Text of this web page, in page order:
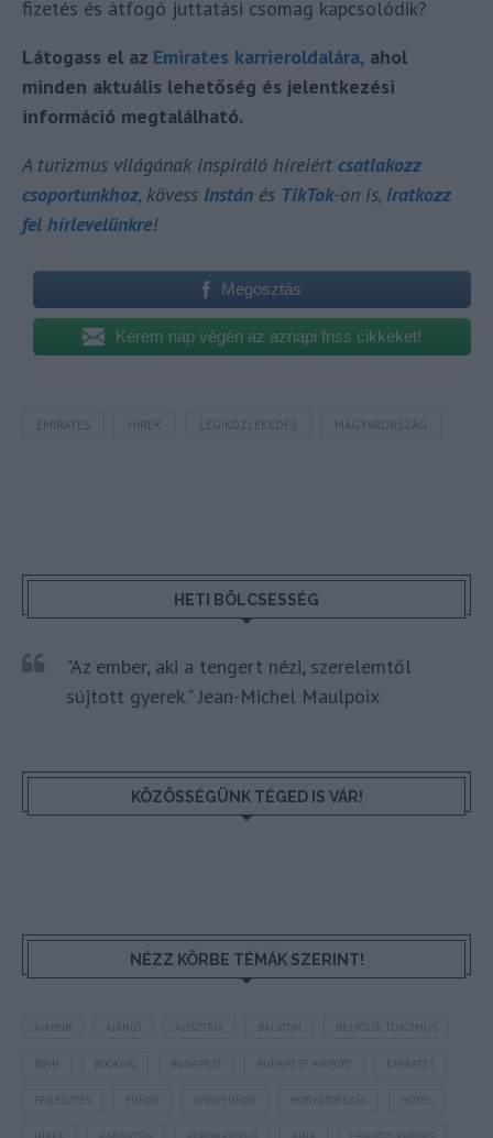
fizetés és átfogó juttatási csomag kapcsolódik?
Látogass el az Emirates karrieroldalára, ahol
minden aktuális lehetőség és jelentkezési
információ megtalálható.
A turizmus világának inspiráló híreiért csatlakozz
csoportunkhoz, kövess Instán és TikTok-on is, iratkozz
fel hírlevelünkre!
Megosztás
Kérem nap végén az aznapi friss cikkeket!
EMIRATES HÍREK LÉGIKÖZLEKEDÉS MAGYARORSZÁG
HETI BÖLCSESSÉG
"Az ember, aki a tengert nézi, szerelemtől
sújtott gyerek." Jean-Michel Maulpoix
KÖZÖSSÉGÜNK TÉGED IS VÁR!
NÉZZ KÖRBE TÉMÁK SZERINT!
AUSZTRIA BALATON BELFÖLDI TURIZMUS
BUDAPEST BUDAPEST AIRPORT EMIRATES
FEJLESZTÉS HORVÁTORSZÁG HOTEL